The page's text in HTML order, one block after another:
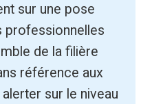
sur une pose
professionnelles
de la filière
référence aux
sur le niveau